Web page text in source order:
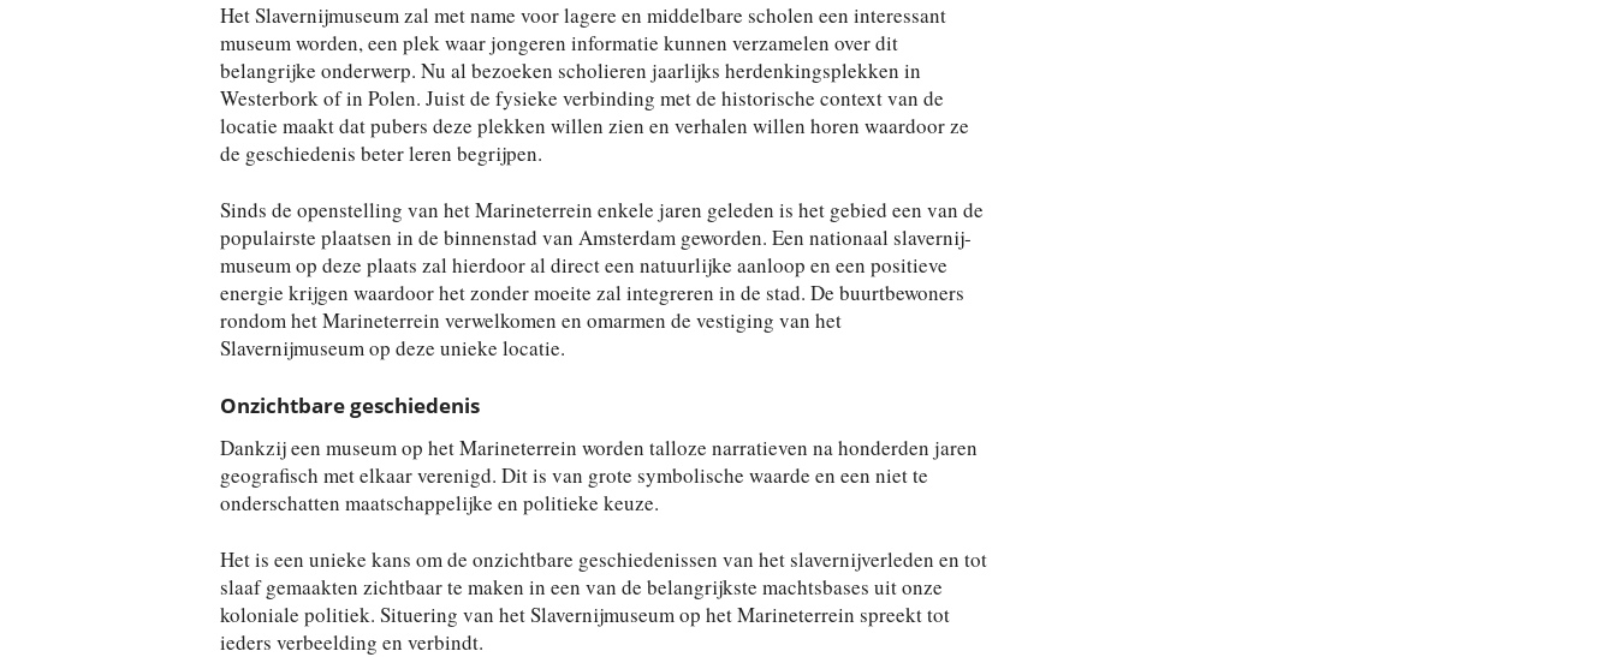
Het Slavernijmuseum zal met name voor lagere en middelbare scholen een interessant
museum worden, een plek waar jongeren informatie kunnen verzamelen over dit
belangrijke onderwerp. Nu al bezoeken scholieren jaarlijks herdenkingsplekken in
Westerbork of in Polen. Juist de fysieke verbinding met de historische context van de
locatie maakt dat pubers deze plekken willen zien en verhalen willen horen waardoor ze
de geschiedenis beter leren begrijpen.
Sinds de openstelling van het Marineterrein ­enkele jaren geleden is het gebied een van de
populairste plaatsen in de binnenstad van Amsterdam geworden. Een nationaal slavernij­
museum op deze plaats zal hierdoor al direct een natuurlijke aanloop en een positieve
energie krijgen waardoor het zonder moeite zal integreren in de stad. De buurtbewoners
rondom het Marineterrein verwelkomen en omarmen de vestiging van het
Slavernijmuseum op deze unieke locatie.
Onzichtbare geschiedenis
Dankzij een museum op het Marineterrein worden talloze narratieven na honderden jaren
geografisch met elkaar verenigd. Dit is van grote symbolische waarde en een niet te
onderschatten maatschappelijke en politieke keuze.
Het is een unieke kans om de onzichtbare geschiedenissen van het slavernijverleden en tot
slaaf gemaakten zichtbaar te maken in een van de belangrijkste machtsbases uit onze
koloniale politiek. Situering van het Slavernijmuseum op het Marineterrein spreekt tot
ieders verbeelding en verbindt.